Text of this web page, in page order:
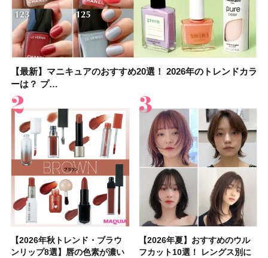
【最新】マニキュアのおすすめ20選！ 2026年のトレンドカラ
ーは？ プ…
【2026年秋トレンド・ブラウ
ンリップ8選】唇の色素が濃い
【2026年夏】おすすめのウル
フカット10選！ レングス別に
大野真理子さんのリピ買い「ブライトニング」14選！ 透明肌
の秘訣を公開
【石井美保さん】おすすめの
「ブライトニング」11選！ ス
【上田竜也さんのマイベストコ
スメ５選】大人になって開眼し
【最新】マニキュアのおすすめ20選！ 2026年のトレンドカラ
ーは？ プ…
【2026年秋トレンド・ブラウ
ンリップ8選】唇の色素が濃い
【2026年新作】大人の「ピン
クリップ」おすすめ8選！ 唇の
【2026夏】「香水・フレグランス」ランキングTOP5！＜美
容マニア・マ…
【2026年】ボディ用日焼け止
めUVのおすすめ20選！ この夏
【クリスマスコフレ2026】
HACCIのホリデーギフトが豪華
【板野友美さんの美活】「実はうねりやすいクセ毛なんで
す」美しいロングヘア…
【簡単・夏バテ防止レシピ12
選】食欲がない日にもおすす
【美容系・伊能忠敬界隈】上西
星来さんは5年間1日1万歩を継
【2026年夏】40代におすすめの髪型30選！ 若く見える・手
入れが楽な…
【2026年夏】おすすめのウル
フカット10選！ レングス別に
【2026年夏】おすすめの髪型
36選！ショート・ボブ・ミディ
【フォロー＆いいねで当たる】中国割烹旅館 掬水亭の宿泊券
を1組2名様にプ…
【鈴木えみさんの愛用品30選】
コスメ・スキンケア・ヘアケア
【橋本環奈さんの美容Q&A】
顔用コスメで全身ケア！「お尻
【セザンヌ】「ブライトカラーシーラー」新色グリーンが8/7
に発売｜既存色…
【セザンヌ】8/7新色追加！
「ウォータリーティントリップ
【スック2026新作】秋コレク
ションを全品スウォッチ&イエ